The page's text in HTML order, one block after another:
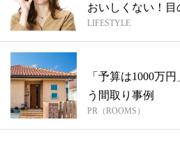
おいしくない！
て困...
LIFESTYLE
「予算は1000万
う間取り事例
PR（ROOMS）